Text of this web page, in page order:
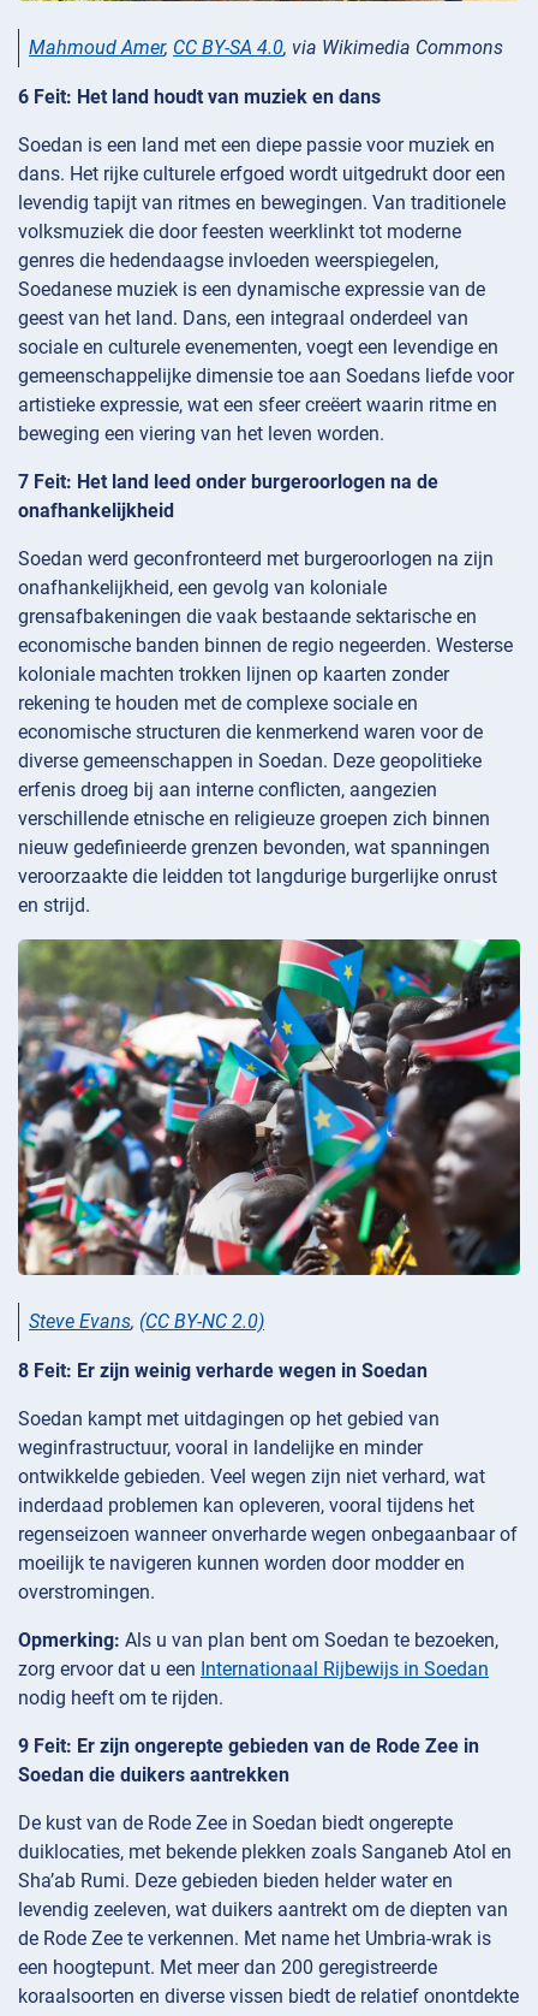
Mahmoud Amer, CC BY-SA 4.0, via Wikimedia Commons
6 Feit: Het land houdt van muziek en dans
Soedan is een land met een diepe passie voor muziek en
dans. Het rijke culturele erfgoed wordt uitgedrukt door een
levendig tapijt van ritmes en bewegingen. Van traditionele
volksmuziek die door feesten weerklinkt tot moderne
genres die hedendaagse invloeden weerspiegelen,
Soedanese muziek is een dynamische expressie van de
geest van het land. Dans, een integraal onderdeel van
sociale en culturele evenementen, voegt een levendige en
gemeenschappelijke dimensie toe aan Soedans liefde voor
artistieke expressie, wat een sfeer creëert waarin ritme en
beweging een viering van het leven worden.
7 Feit: Het land leed onder burgeroorlogen na de
onafhankelijkheid
Soedan werd geconfronteerd met burgeroorlogen na zijn
onafhankelijkheid, een gevolg van koloniale
grensafbakeningen die vaak bestaande sektarische en
economische banden binnen de regio negeerden. Westerse
koloniale machten trokken lijnen op kaarten zonder
rekening te houden met de complexe sociale en
economische structuren die kenmerkend waren voor de
diverse gemeenschappen in Soedan. Deze geopolitieke
erfenis droeg bij aan interne conflicten, aangezien
verschillende etnische en religieuze groepen zich binnen
nieuw gedefinieerde grenzen bevonden, wat spanningen
veroorzaakte die leidden tot langdurige burgerlijke onrust
en strijd.
Steve Evans, (CC BY-NC 2.0)
8 Feit: Er zijn weinig verharde wegen in Soedan
Soedan kampt met uitdagingen op het gebied van
weginfrastructuur, vooral in landelijke en minder
ontwikkelde gebieden. Veel wegen zijn niet verhard, wat
inderdaad problemen kan opleveren, vooral tijdens het
regenseizoen wanneer onverharde wegen onbegaanbaar of
moeilijk te navigeren kunnen worden door modder en
overstromingen.
Opmerking: Als u van plan bent om Soedan te bezoeken,
zorg ervoor dat u een Internationaal Rijbewijs in Soedan
nodig heeft om te rijden.
9 Feit: Er zijn ongerepte gebieden van de Rode Zee in
Soedan die duikers aantrekken
De kust van de Rode Zee in Soedan biedt ongerepte
duiklocaties, met bekende plekken zoals Sanganeb Atol en
Sha’ab Rumi. Deze gebieden bieden helder water en
levendig zeeleven, wat duikers aantrekt om de diepten van
de Rode Zee te verkennen. Met name het Umbria-wrak is
een hoogtepunt. Met meer dan 200 geregistreerde
koraalsoorten en diverse vissen biedt de relatief onontdekte